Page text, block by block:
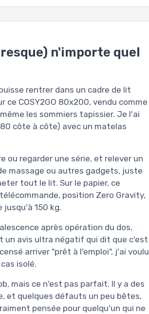
n'importe quel
rentrer dans un cadre de lit
COSY2GO 80x200, vendu comme
les sommiers tapissier. Je l'ai
côte à côte) avec un matelas
ou regarder une série, et relever un
massage ou autres gadgets, juste
tout le lit. Sur le papier, ce
position Zero Gravity,
jusqu'à 150 kg.
après opération du dos,
avis ultra négatif qui dit que c'est
arriver "prêt à l'emploi", j'ai voulu
isolé.
mais ce n'est pas parfait. Il y a des
et quelques défauts un peu bêtes,
pensée pour quelqu'un qui ne